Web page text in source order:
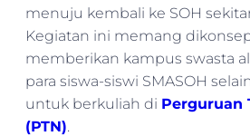
menuju kembali ke SOH
Kegiatan ini memang
memberikan kampus swasta
para siswa-siswi SMASOH
untuk berkuliah di Perguruan
(PTN).